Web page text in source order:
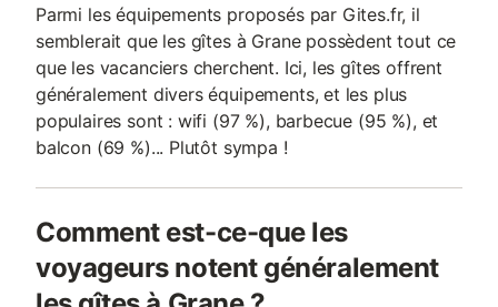
Parmi les équipements proposés par Gites.fr, il
semblerait que les gîtes à Grane possèdent tout ce
que les vacanciers cherchent. Ici, les gîtes offrent
généralement divers équipements, et les plus
populaires sont : wifi (97 %), barbecue (95 %), et
balcon (69 %)... Plutôt sympa !
Comment est-ce-que les
voyageurs notent généralement